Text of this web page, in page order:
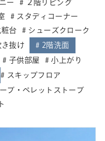
ー
２階リビング
スタディコーナー
台
シューズクローク
き抜け
2階洗面
子供部屋
小上がり
スキップフロア
ブ・ペレットストーブ